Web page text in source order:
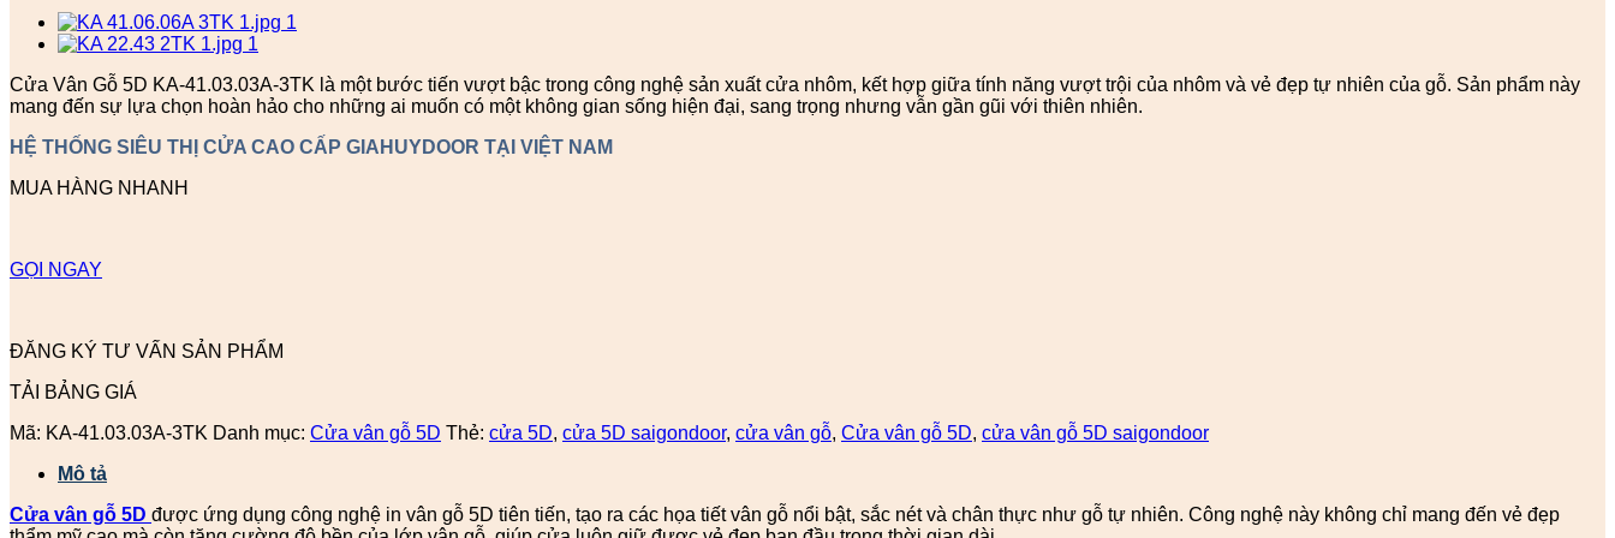
Cửa Vân Gỗ 5D KA-41.03.03A-3TK là một bước tiến vượt bậc trong công nghệ sản xuất cửa nhôm, kết hợp giữa tính năng vượt trội của nhôm và vẻ đẹp tự nhiên của gỗ. Sản phẩm này
mang đến sự lựa chọn hoàn hảo cho những ai muốn có một không gian sống hiện đại, sang trọng nhưng vẫn gần gũi với thiên nhiên.
HỆ THỐNG SIÊU THỊ CỬA CAO CẤP GIAHUYDOOR TẠI VIỆT NAM
MUA HÀNG NHANH
GỌI NGAY
ĐĂNG KÝ TƯ VẤN SẢN PHẨM
TẢI BẢNG GIÁ
Mã: KA-41.03.03A-3TK Danh mục: Cửa vân gỗ 5D Thẻ: cửa 5D, cửa 5D saigondoor, cửa vân gỗ, Cửa vân gỗ 5D, cửa vân gỗ 5D saigondoor
Mô tả
Cửa vân gỗ 5D được ứng dụng công nghệ in vân gỗ 5D tiên tiến, tạo ra các họa tiết vân gỗ nổi bật, sắc nét và chân thực như gỗ tự nhiên. Công nghệ này không chỉ mang đến vẻ đẹp